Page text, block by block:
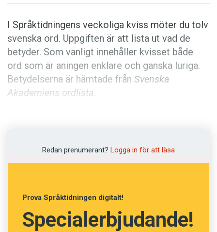
Läs Språktidningen digitalt
Press
I Språktidningens veckoliga kviss möter du tolv
svenska ord. Uppgiften är att lista ut vad de
betyder. Som vanligt innehåller kvisset både
ord som är aningen enklare och ganska luriga.
Betydelserna är hämtade från Svenska
Akademiens ordlista.
Illustration: Pixabay
#184)
Redan prenumerant? Logga in för att läsa
Prova Språktidningen digitalt!
Specialerbjudande!